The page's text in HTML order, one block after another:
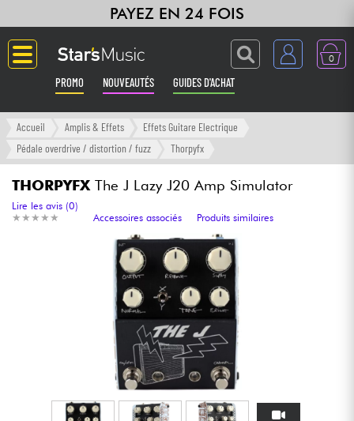
PAYEZ EN 24 FOIS
0
PROMO NOUVEAUTÉS GUIDES D'ACHAT
Langue
Amplis & Effets
Claviers & Pianos
Synthés & Sampleurs
Home Studio
Micros & HF
Accueil Amplis & Effets
Effets Guitare Electrique
Pédale overdrive / distortion / fuzz
Thorpyfx
THORPYFX The J Lazy J20 Amp Simulator
★ ★ ★ ★ ★
★ ★ ★ ★ ★
Lire les avis (0)
Accessoires associés
Produits similaires